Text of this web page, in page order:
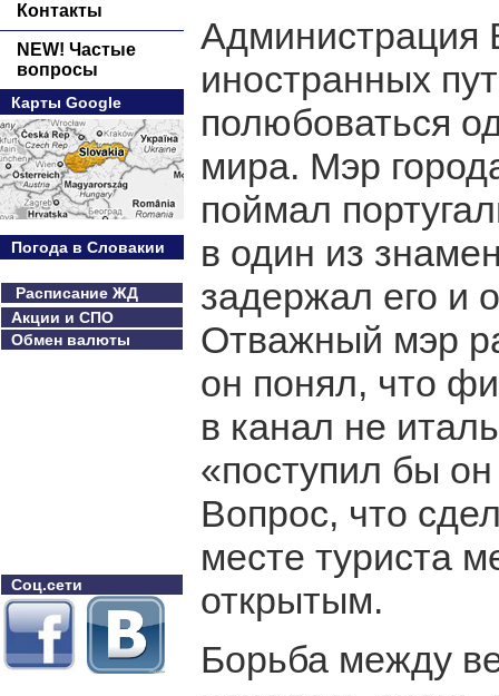
Контакты
NEW! Частые
вопросы
Карты Google
Погода в Словакии
Расписание ЖД
Акции и СПО
Обмен валюты
Соц.сети
Администрация
иностранных
полюбоваться
мира. Мэр
поймал
в один из
задержал его и
Отважный мэр
он понял, что
в канал не
«поступил бы он
Вопрос, что
месте туриста
открытым.
Борьба между